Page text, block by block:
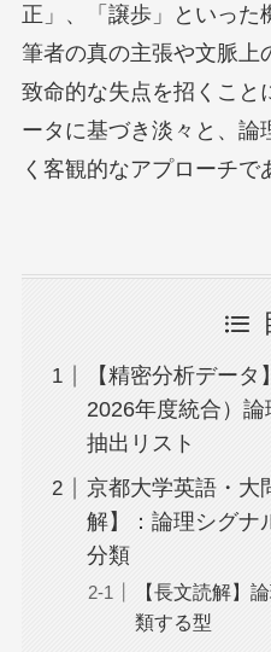
正」、「譲歩」といった
筆者の真の主張や文脈上
致命的な失点を招くこと
ータに基づき淡々と、論
く客観的なアプローチで
【精密分析データ
2026年度統合）
抽出リスト
京都大学英語・
解】：論理シグナ
分類
【長文読解】
類する型